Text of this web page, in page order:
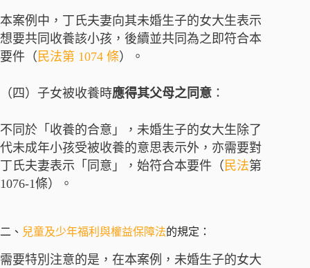
本案例中，丁氏夫妻向其未婚生子的女大生表示
想要共同收養該小孩，後續並共同為之即符合本
要件（ 民法第 1074 條）。
（四）子女被收養時應得其父母之同意 ：
不同於「收養的合意」，未婚生子的女大生除了
代未成年小孩受被收養的意思表示外，亦需要對
丁氏夫妻表示「同意」，始符合本要件（ 民法第
1076-1條）。
二、 兒童及少年福利與權益保障法的規定：
需要特別注意的是，在本案例，未婚生子的女大